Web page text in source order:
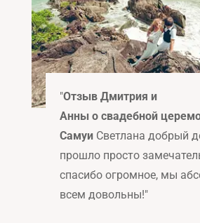
"Отзыв Дмитрия и
Анны о свадебной
СамуиСветлана добрый
прошло просто
спасибо огромное, мы
всем довольны!"